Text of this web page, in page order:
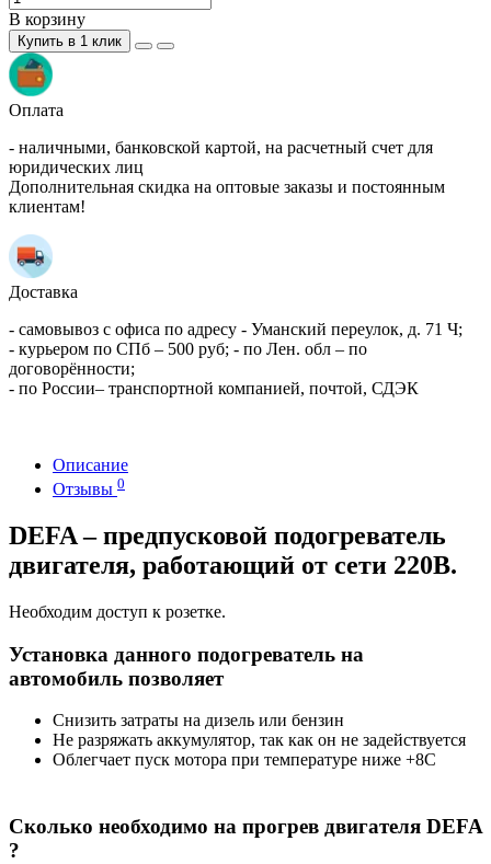
В корзину
Купить в 1 клик
Оплата
- наличными, банковской картой, на расчетный счет для
юридических лиц
Дополнительная скидка на оптовые заказы и постоянным
клиентам!
Доставка
- самовывоз с офиса по адресу - Уманский переулок, д. 71 Ч;
- курьером по СПб – 500 руб; - по Лен. обл – по
договорённости;
- по России– транспортной компанией, почтой, СДЭК
Описание
Отзывы 0
DEFA – предпусковой подогреватель
двигателя, работающий от сети 220В.
Необходим доступ к розетке.
Установка данного подогреватель на
автомобиль позволяет
Снизить затраты на дизель или бензин
Не разряжать аккумулятор, так как он не задействуется
Облегчает пуск мотора при температуре ниже +8С
Сколько необходимо на прогрев двигателя DEFA
?